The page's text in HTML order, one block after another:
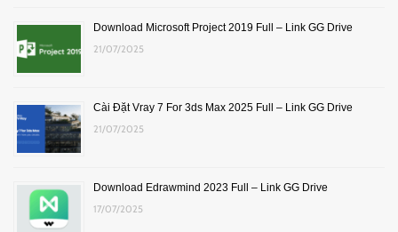
Download Microsoft Project 2019 Full – Link GG Drive
21/07/2025
Cài Đặt Vray 7 For 3ds Max 2025 Full – Link GG Drive
21/07/2025
Download Edrawmind 2023 Full – Link GG Drive
17/07/2025